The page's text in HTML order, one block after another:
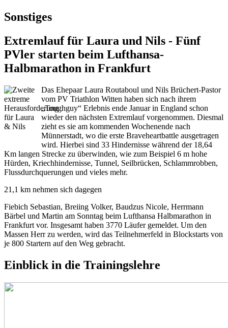
Sonstiges
Extremlauf für Laura und Nils - Fünf
PVler starten beim Lufthansa-
Halbmarathon in Frankfurt
Das Ehepaar Laura Routaboul und Nils Brüchert-Pastor
vom PV Triathlon Witten haben sich nach ihrem
„Toughguy“ Erlebnis ende Januar in England schon
wieder den nächsten Extremlauf vorgenommen. Diesmal
zieht es sie am kommenden Wochenende nach
Münnerstadt, wo die erste Braveheartbattle ausgetragen
wird. Hierbei sind 33 Hindernisse während der 18,64
Km langen Strecke zu überwinden, wie zum Beispiel 6 m hohe
Hürden, Kriechhindernisse, Tunnel, Seilbrücken, Schlammrobben,
Flussdurchquerungen und vieles mehr.
21,1 km nehmen sich dagegen
Fiebich Sebastian, Breiing Volker, Baudzus Nicole, Herrmann
Bärbel und Martin am Sonntag beim Lufthansa Halbmarathon in
Frankfurt vor. Insgesamt haben 3770 Läufer gemeldet. Um den
Massen Herr zu werden, wird das Teilnehmerfeld in Blockstarts von
je 800 Startern auf den Weg gebracht.
Einblick in die Trainingslehre